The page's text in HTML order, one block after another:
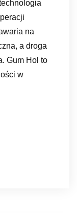
na
a droga
Gum Hol to
w